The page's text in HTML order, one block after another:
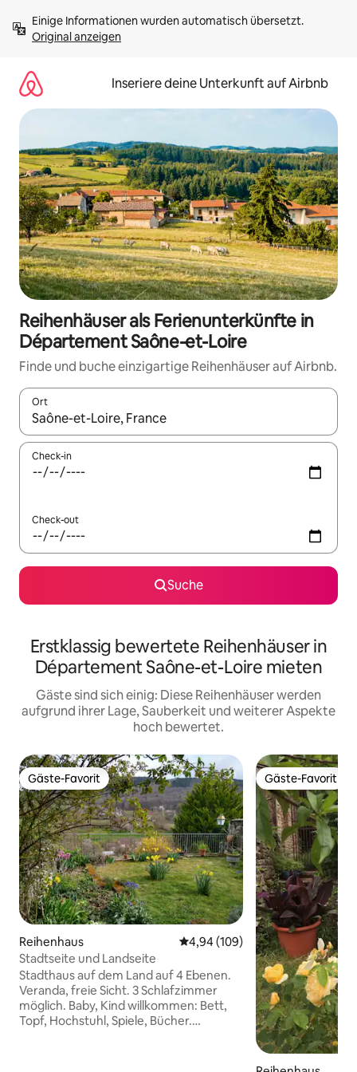
Inhalten
springenOriginal anzeigen
Inseriere deine Unterkunft auf Airbnb
Reihenhäuser als Ferienunterkünfte in
Département Saône-et-Loire
Finde und buche einzigartige Reihenhäuser auf Airbnb.
Ort
Wenn Ergebnisse verfügbar sind, navigiere mit den
Check-in
Check-out
Suche
Erstklassig bewertete Reihenhäuser in
Département Saône-et-Loire mieten
Gäste sind sich einig: Diese Reihenhäuser werden
aufgrund ihrer Lage, Sauberkeit und weiterer Aspekte
hoch bewertet.
Gäste-Favorit
Gäste-Favorit
Reihenhaus Durchschnittliche Bewertung:
4,94 (109)
Stadtseite und Landseite
Stadthaus auf dem Land auf 4 Ebenen.
Veranda, freie Sicht. 3 Schlafzimmer
möglich. Baby, Kind willkommen: Bett,
Topf, Hochstuhl, Spiele, Bücher.
Gäste-Favorit
Gäste-Favorit